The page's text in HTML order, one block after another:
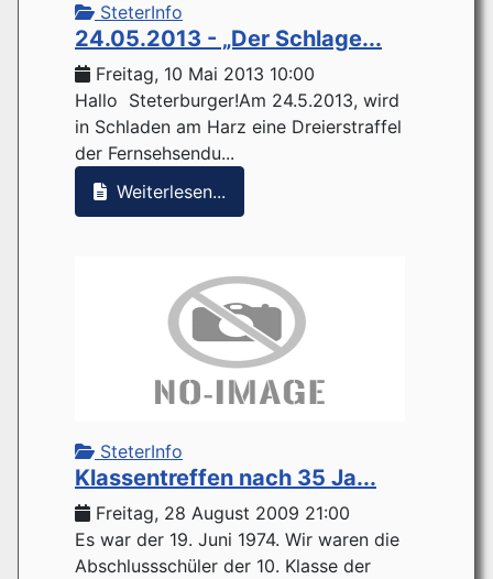
SteterInfo
24.05.2013 - „Der Schlage...
Freitag, 10 Mai 2013 10:00
Hallo Steterburger!Am 24.5.2013, wird
in Schladen am Harz eine Dreierstraffel
der Fernsehsendu...
Weiterlesen...
SteterInfo
Klassentreffen nach 35 Ja...
Freitag, 28 August 2009 21:00
Es war der 19. Juni 1974. Wir waren die
Abschlussschüler der 10. Klasse der